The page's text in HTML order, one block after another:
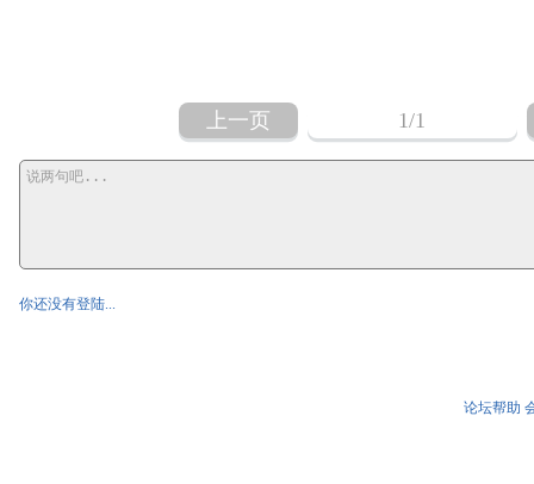
上一页 1/1
你还没有登陆...
论坛帮助